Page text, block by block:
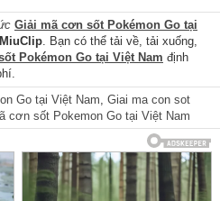
Giải mã cơn sốt Pokémon Go tại
MiuClip. Bạn có thể tải về, tải xuống,
Pokémon Go tại Việt Nam định
Go tại Việt Nam, Giai ma con sot
cơn sốt Pokemon Go tại Việt Nam